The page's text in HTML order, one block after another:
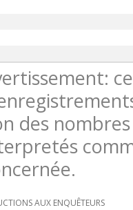
des
AUX ENQUÊTEURS